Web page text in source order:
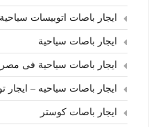
ايجار باصات اتوبيسات سياحية
ايجار باصات سياحية
ايجار باصات سياحية فى مصر
ايجار باصات سياحيه – ايجار
ايجار باصات كوستر